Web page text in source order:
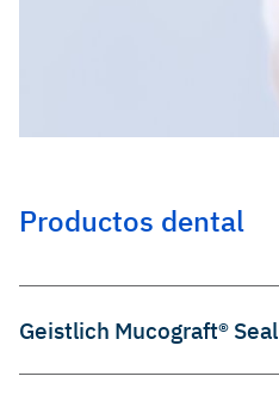
Productos dental
Geistlich Mucograft® Seal